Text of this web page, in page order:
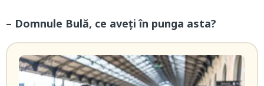
– Domnule Bulă, ce aveți în punga asta?